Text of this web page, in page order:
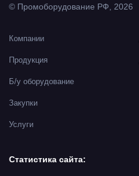
© Промоборудование РФ, 2026
Компании
Продукция
Б/у оборудование
Закупки
Услуги
Статистика сайта: